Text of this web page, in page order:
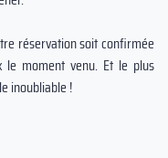
réservation soit confirmée
moment venu. Et le plus
inoubliable !